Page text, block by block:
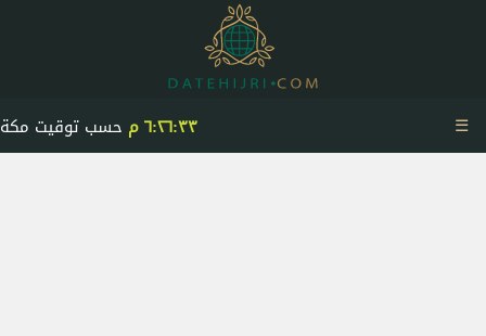
٦:٢٦:٣٣ م حسب توقيت مكة ☰